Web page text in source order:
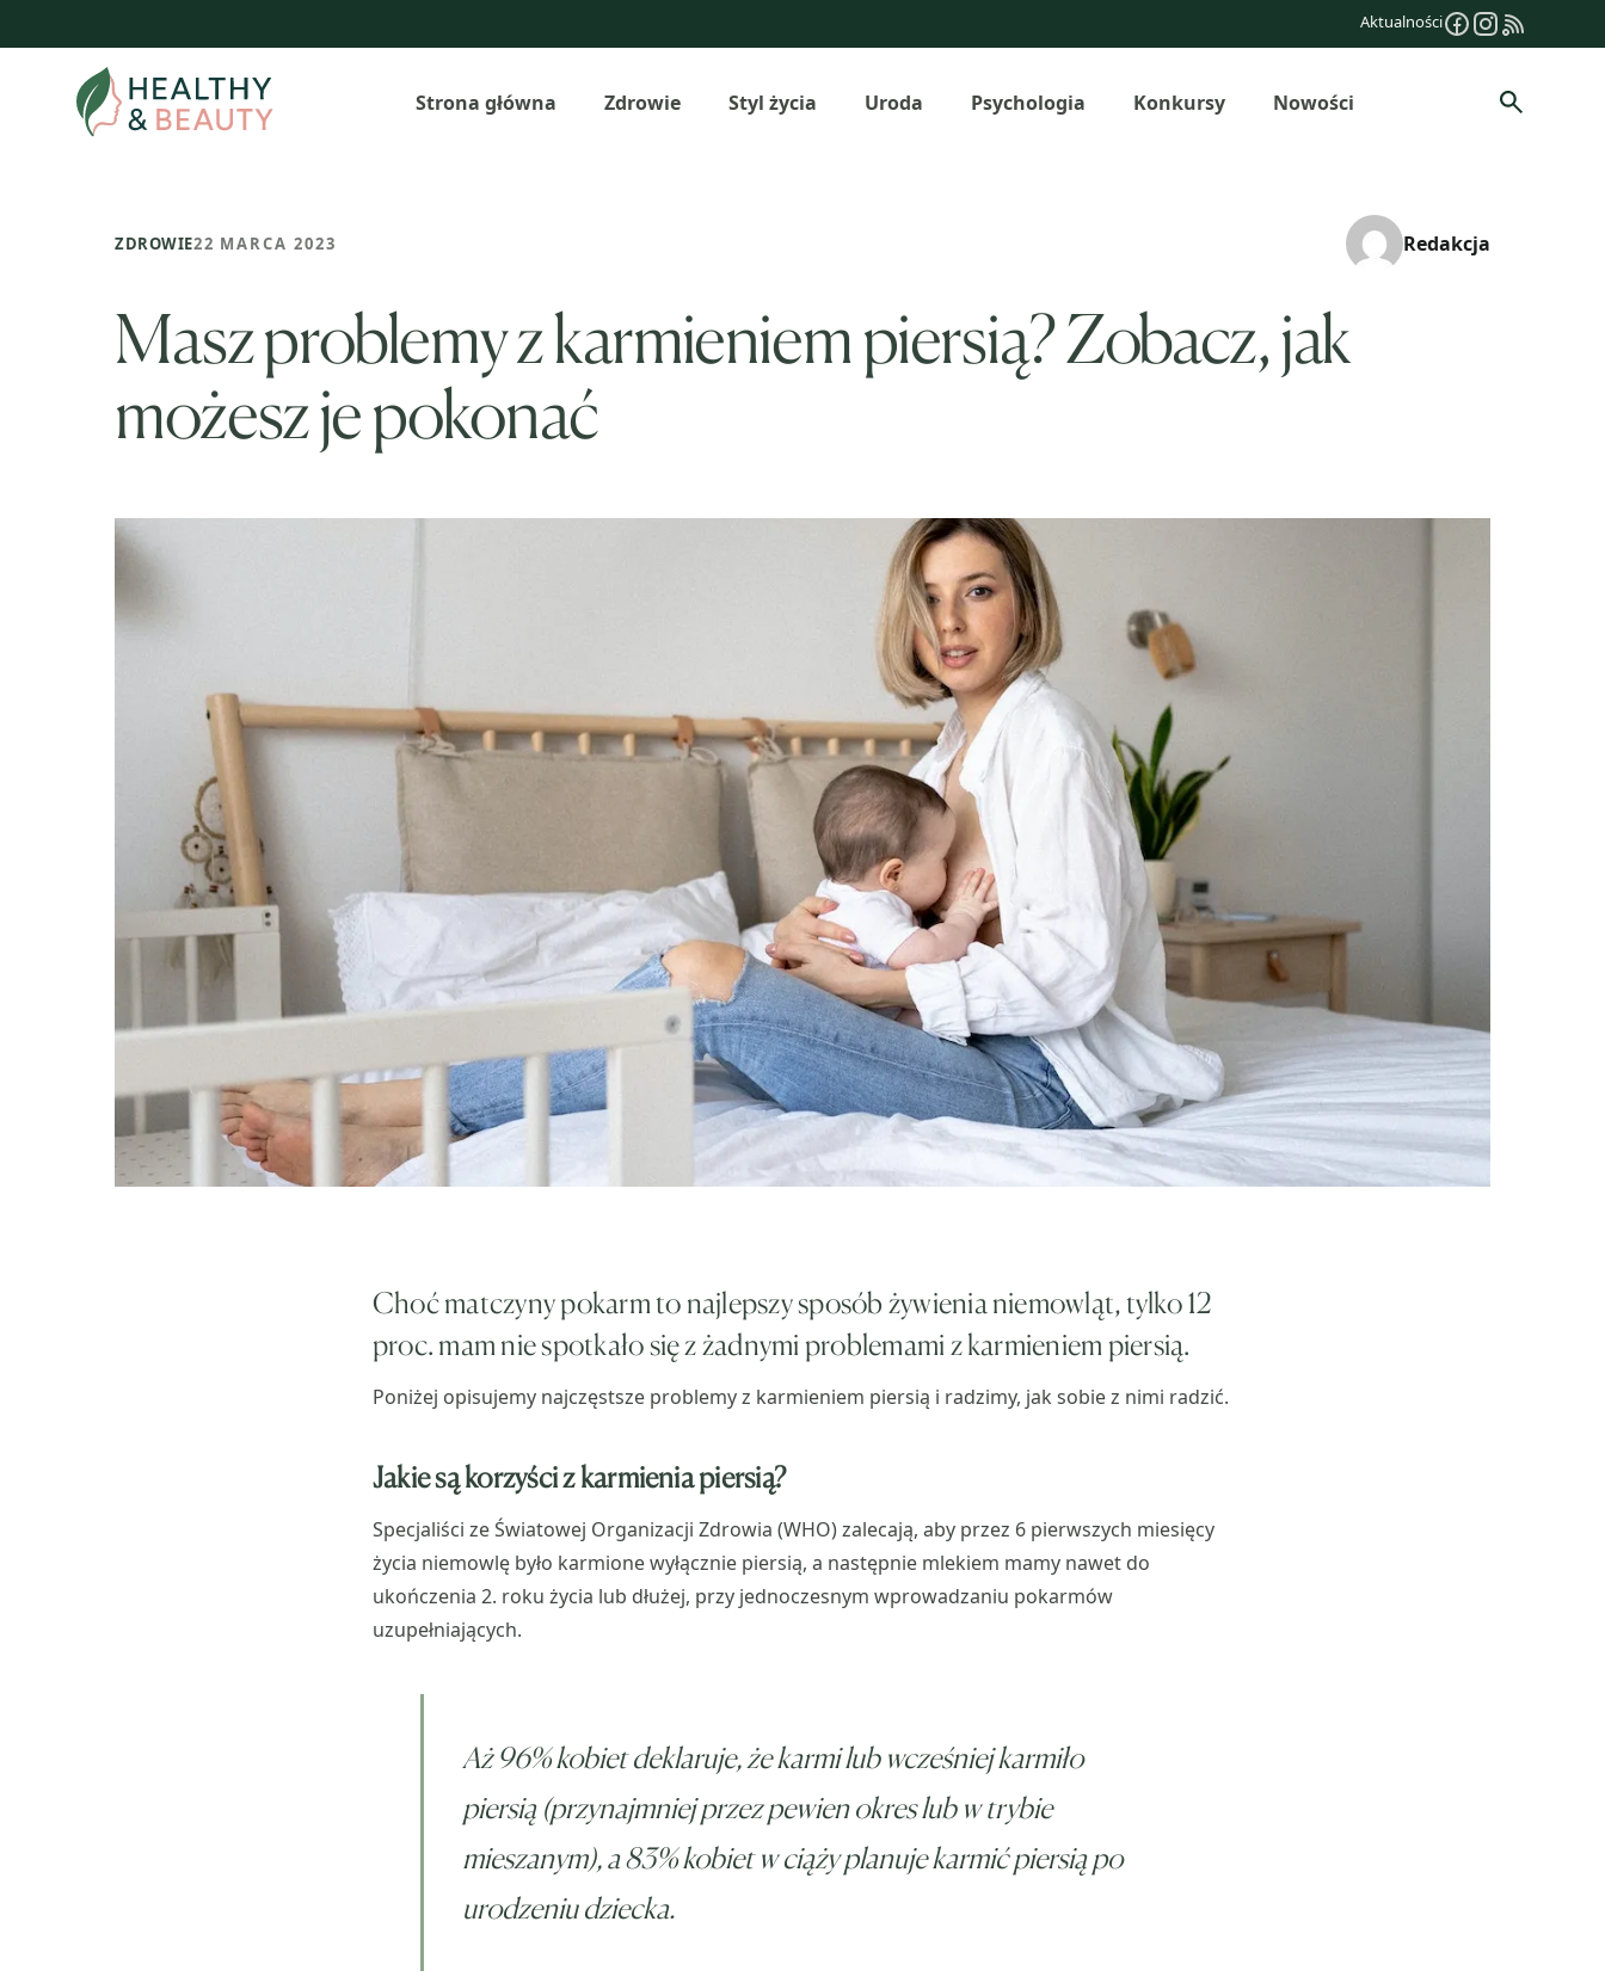
do
Aktualności
Strona główna Zdrowie Styl życia Uroda Psychologia Konkursy Nowości Szukaj
ZDROWIE22 MARCA 2023 Redakcja
Masz problemy z karmieniem piersią? Zobacz, jak
możesz je pokonać
Choć matczyny pokarm to najlepszy sposób żywienia niemowląt, tylko 12
proc. mam nie spotkało się z żadnymi problemami z karmieniem piersią.
Poniżej opisujemy najczęstsze problemy z karmieniem piersią i radzimy, jak sobie z nimi radzić.
Jakie są korzyści z karmienia piersią?
Specjaliści ze Światowej Organizacji Zdrowia (WHO) zalecają, aby przez 6 pierwszych miesięcy
życia niemowlę było karmione wyłącznie piersią, a następnie mlekiem mamy nawet do
ukończenia 2. roku życia lub dłużej, przy jednoczesnym wprowadzaniu pokarmów
uzupełniających.
Aż 96% kobiet deklaruje, że karmi lub wcześniej karmiło
piersią (przynajmniej przez pewien okres lub w trybie
mieszanym), a 83% kobiet w ciąży planuje karmić piersią po
urodzeniu dziecka.